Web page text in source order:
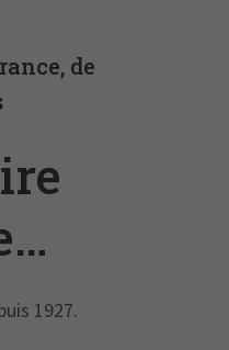
de
1927.